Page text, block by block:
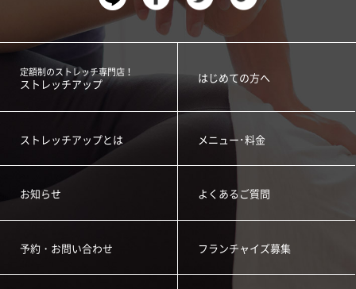
定額制のストレッチ専門店！
ストレッチアップ
はじめての方へ
ストレッチアップとは メニュー･料金
お知らせ よくあるご質問
予約・お問い合わせ フランチャイズ募集